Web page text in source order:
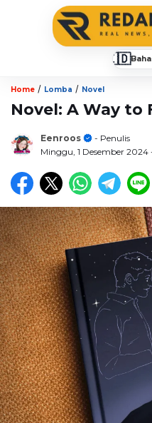
🇮🇩
Home / Lomba / Novel
Novel: A Way to
Eenroos
- Penulis
Minggu, 1 Desember 2024